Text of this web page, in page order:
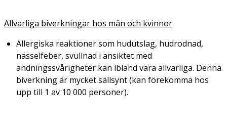
Allvarliga biverkningar hos män och kvinnor
Allergiska reaktioner som hudutslag, hudrodnad,
nässelfeber, svullnad i ansiktet med
andningssvårigheter kan ibland vara allvarliga. Denna
biverkning är mycket sällsynt (kan förekomma hos
upp till 1 av 10 000 personer).